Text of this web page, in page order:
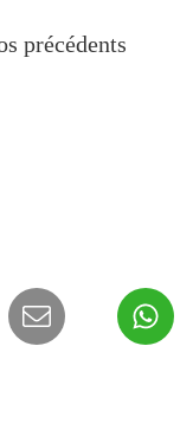
précédents